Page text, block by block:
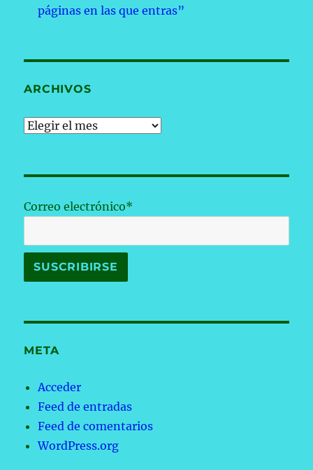
páginas en las que entras”
ARCHIVOS
Archivos
Correo electrónico*
META
Acceder
Feed de entradas
Feed de comentarios
WordPress.org